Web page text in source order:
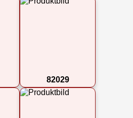
82029